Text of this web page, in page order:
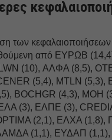
των
από EΥΡΩΒ
(10), ΑΛΦΑ (8,5),
(5,4), MTLN (5,3),
BOCHGR (4,3), ΜΟΗ
(3), ΕΛΠΕ (3),
(2,1), ΕΛΧΑ
(1,1), ΕΥΔΑΠ